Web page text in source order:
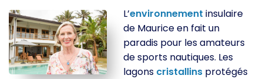
L’environnement insulaire
de Maurice en fait un
paradis pour les amateurs
de sports nautiques. Les
lagons cristallins protégés